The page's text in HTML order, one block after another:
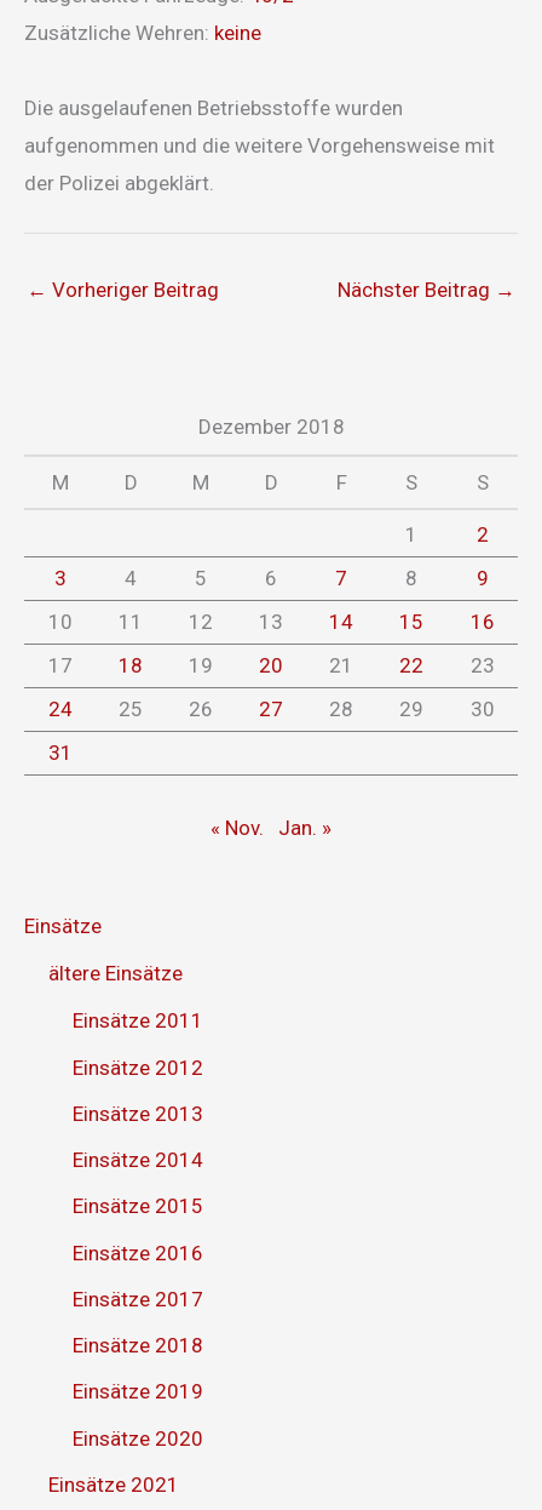
Zusätzliche Wehren: keine
Die ausgelaufenen Betriebsstoffe wurden
aufgenommen und die weitere Vorgehensweise mit
der Polizei abgeklärt.
← Vorheriger Beitrag Nächster Beitrag →
Dezember 2018
M D M D F S S
1
2
3
4 5 6 7 8
9
10
11 12 13 14 15
16
17
18 19 20 21 22
23
24
25 26 27 28 29
30
31
« Nov. Jan. »
Einsätze
ältere Einsätze
Einsätze 2011
Einsätze 2012
Einsätze 2013
Einsätze 2014
Einsätze 2015
Einsätze 2016
Einsätze 2017
Einsätze 2018
Einsätze 2019
Einsätze 2020
Einsätze 2021